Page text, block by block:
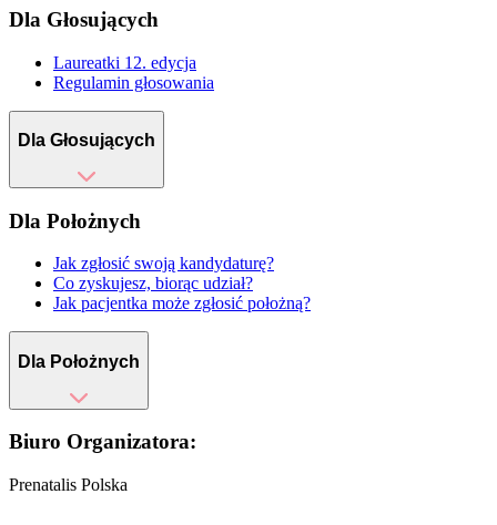
Dla Głosujących
Laureatki 12. edycja
Regulamin głosowania
Dla Głosujących
Dla Położnych
Jak zgłosić swoją kandydaturę?
Co zyskujesz, biorąc udział?
Jak pacjentka może zgłosić położną?
Dla Położnych
Biuro Organizatora:
Prenatalis Polska